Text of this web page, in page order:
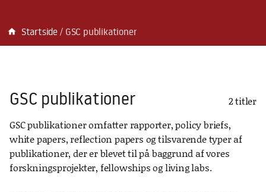
home Startside GSC publikationer
GSC publikationer
2 titler
GSC publikationer omfatter rapporter, policy briefs,
white papers, reflection papers og tilsvarende typer af
publikationer, der er blevet til på baggrund af vores
forskningsprojekter, fellowships og living labs.